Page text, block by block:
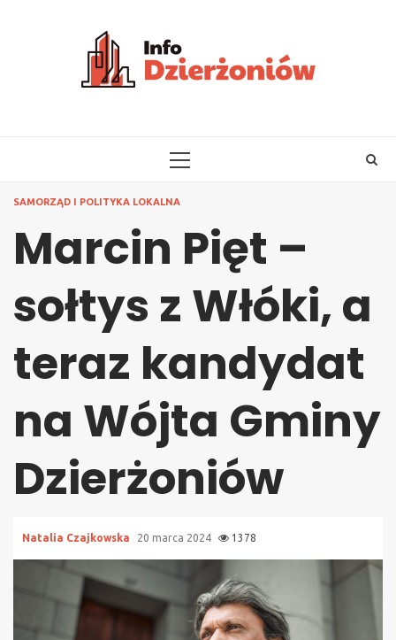
PRIMARY
SAMORZĄD I POLITYKA LOKALNA
Marcin Pięt –
sołtys z Włóki, a
teraz kandydat
na Wójta Gminy
Dzierżoniów
Natalia Czajkowska 20 marca 2024 1378